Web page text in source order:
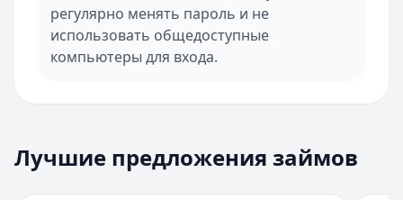
регулярно менять пароль и не
использовать общедоступные
компьютеры для входа.
Лучшие предложения займов